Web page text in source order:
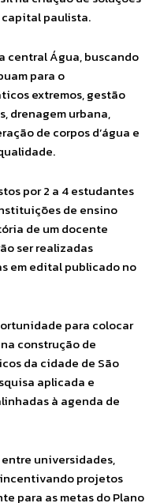
paulista.
central Água, buscando
para o
extremos, gestão
drenagem urbana,
de corpos d’água e
por 2 a 4 estudantes
de ensino
de um docente
ser realizadas
em edital publicado no
para colocar
construção de
da cidade de São
aplicada e
à agenda de
universidades,
projetos
para as metas do Plano